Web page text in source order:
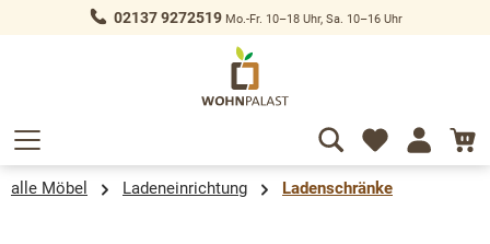
springen 02137 9272519Mo.-Fr. 10–18 Uhr, Sa. 10–16 Uhr
alle Möbel Ladeneinrichtung Ladenschränke